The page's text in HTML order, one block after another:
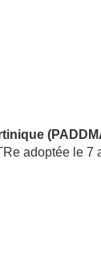
adoptée le 7